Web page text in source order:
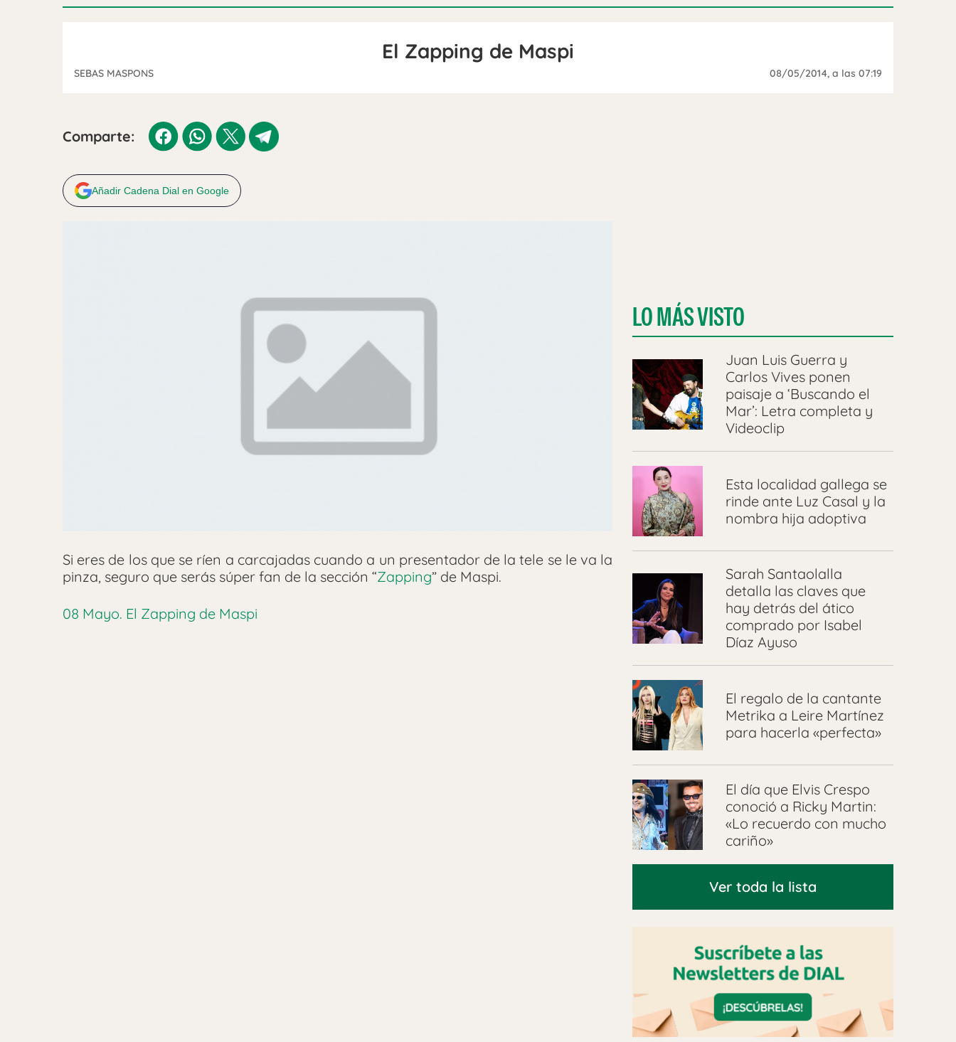
El Zapping de Maspi
SEBAS MASPONS 08/05/2014, a las 07:19
Comparte:
Añadir Cadena Dial en Google
Si eres de los que se ríen a carcajadas cuando a un presentador de la tele se le va la
pinza, seguro que serás súper fan de la sección “Zapping” de Maspi.
08 Mayo. El Zapping de Maspi
LO MÁS VISTO
Juan Luis Guerra y
Carlos Vives ponen
paisaje a ‘Buscando el
Mar’: Letra completa y
Videoclip
Esta localidad gallega se
rinde ante Luz Casal y la
nombra hija adoptiva
Sarah Santaolalla
detalla las claves que
hay detrás del ático
comprado por Isabel
Díaz Ayuso
El regalo de la cantante
Metrika a Leire Martínez
para hacerla «perfecta»
El día que Elvis Crespo
conoció a Ricky Martin:
«Lo recuerdo con mucho
cariño»
Ver toda la lista